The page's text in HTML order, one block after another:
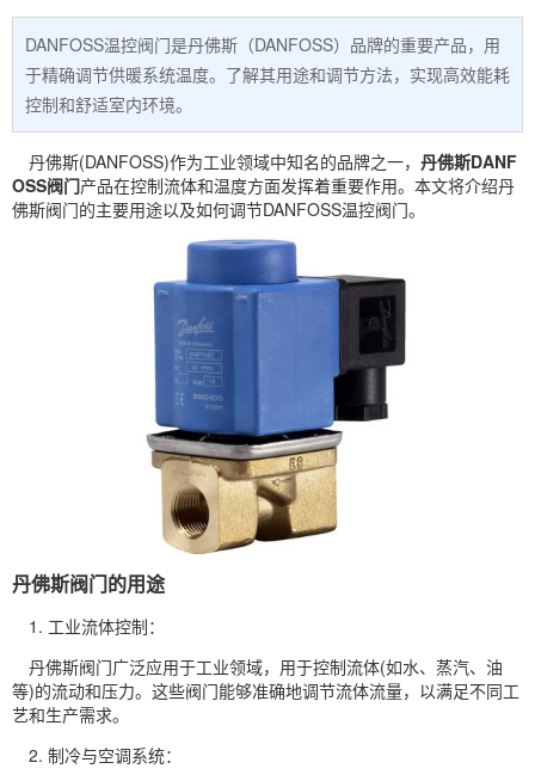
DANFOSS温控阀门是丹佛斯（DANFOSS）品牌的重要产品，用
于精确调节供暖系统温度。了解其用途和调节方法，实现高效能耗
控制和舒适室内环境。
丹佛斯(DANFOSS)作为工业领域中知名的品牌之一， 丹佛斯DANF
OSS阀门产品在控制流体和温度方面发挥着重要作用。本文将介绍丹
佛斯阀门的主要用途以及如何调节DANFOSS温控阀门。
丹佛斯阀门的用途
1. 工业流体控制：
丹佛斯阀门广泛应用于工业领域，用于控制流体(如水、蒸汽、油
等)的流动和压力。这些阀门能够准确地调节流体流量，以满足不同工
艺和生产需求。
2. 制冷与空调系统：